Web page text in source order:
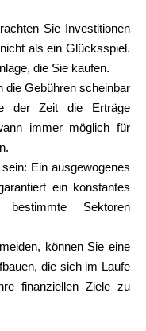
Sie Investitionen
als ein Glücksspiel.
die Sie kaufen.
die Gebühren scheinbar
der Zeit die Erträge
immer möglich für
Ein ausgewogenes
ein konstantes
Sektoren
können Sie eine
die sich im Laufe
finanziellen Ziele zu